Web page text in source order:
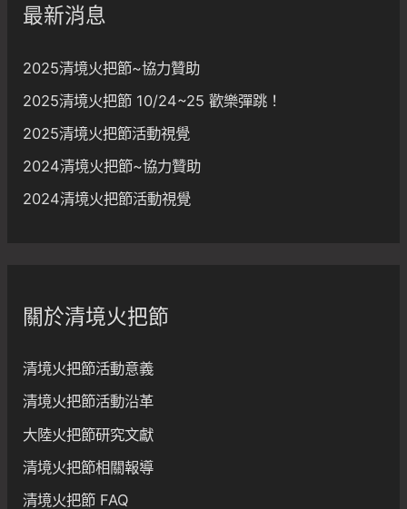
:最新消息
2025清境火把節~協力贊助
2025清境火把節 10/24~25 歡樂彈跳！
2025清境火把節活動視覺
2024清境火把節~協力贊助
2024清境火把節活動視覺
關於清境火把節
清境火把節活動意義
清境火把節活動沿革
大陸火把節研究文獻
清境火把節相關報導
清境火把節 FAQ